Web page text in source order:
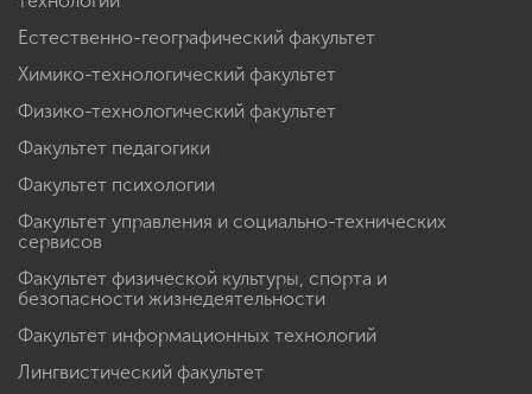
Естественно-географический факультет
Химико-технологический факультет
Физико-технологический факультет
Факультет педагогики
Факультет психологии
Факультет управления и социально-технических
сервисов
Факультет физической культуры, спорта и
безопасности жизнедеятельности
Факультет информационных технологий
Лингвистический факультет